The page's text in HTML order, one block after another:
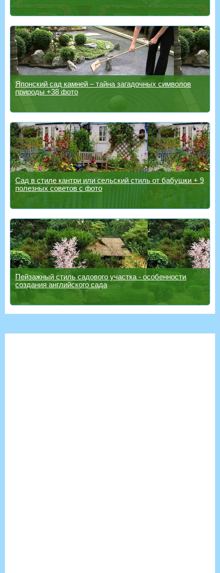
Японский сад камней – тайна загадочных символов
природы +38 фото
Сад в стиле кантри или сельский стиль от бабушки + 9
полезных советов с фото
Пейзажный стиль садового участка - особенности
создания английского сада